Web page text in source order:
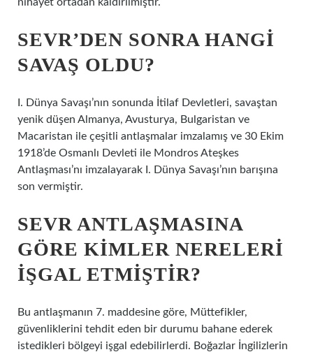
SEVR’DEN SONRA HANGI
SAVAŞ OLDU?
I. Dünya Savaşı’nın sonunda İtilaf Devletleri, savaştan
yenik düşen Almanya, Avusturya, Bulgaristan ve
Macaristan ile çeşitli antlaşmalar imzalamış ve 30 Ekim
1918’de Osmanlı Devleti ile Mondros Ateşkes
Antlaşması’nı imzalayarak I. Dünya Savaşı’nın barışına
son vermiştir.
SEVR ANTLAŞMASINA
GÖRE KIMLER NERELERI
IŞGAL ETMIŞTIR?
Bu antlaşmanın 7. maddesine göre, Müttefikler,
güvenliklerini tehdit eden bir durumu bahane ederek
istedikleri bölgeyi işgal edebilirlerdi. Boğazlar İngilizlerin